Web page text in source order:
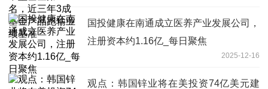
国投健康在南通成立医养产业发展公司，
注册资本约1.16亿_每日聚焦
2025-12-16
观点：韩国锌业将在美投资74亿美元建